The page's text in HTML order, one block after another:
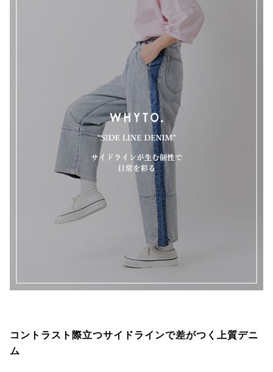
コントラスト際立つサイドラインで差がつく上質デニ
ム